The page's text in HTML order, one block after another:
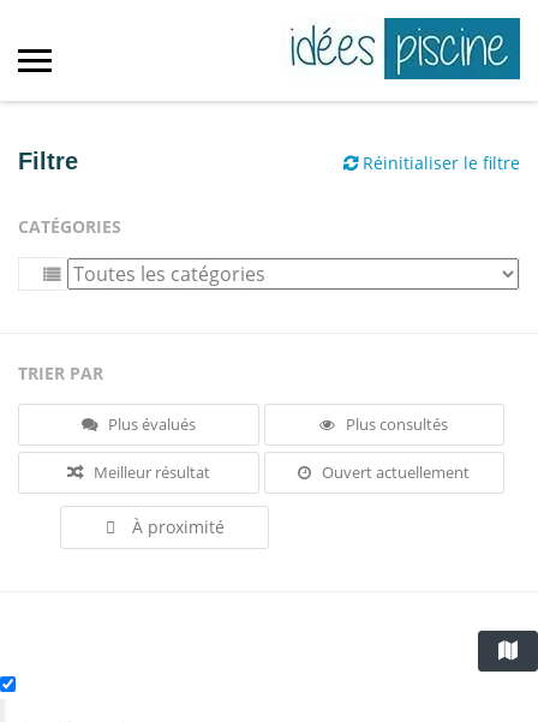
Filtre Réinitialiser le filtre
CATÉGORIES
TRIER PAR
Plus évalués Plus consultés
Meilleur résultat Ouvert actuellement
À proximité